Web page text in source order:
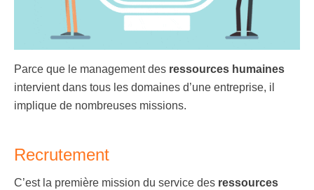
Parce que le management des ressources humaines
intervient dans tous les domaines d’une entreprise, il
implique de nombreuses missions.
Recrutement
C’est la première mission du service des ressources